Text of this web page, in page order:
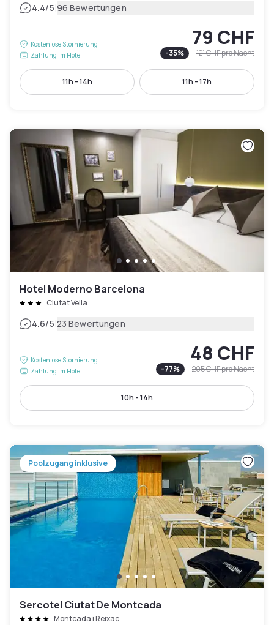
4.4/5|96 Bewertungen
Kostenlose Stornierung
Zahlung im Hotel
79 CHF
-35% 121 CHFpro Nacht
11h - 14h 11h - 17h
Hotel Moderno Barcelona
Ciutat Vella
4.6/5|23 Bewertungen
Kostenlose Stornierung
Zahlung im Hotel
48 CHF
-77% 205 CHFpro Nacht
10h - 14h
Poolzugang inklusive
Sercotel Ciutat De Montcada
Montcada i Reixac